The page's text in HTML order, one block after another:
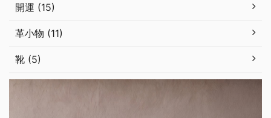
開運 (15)
革小物 (11)
靴 (5)